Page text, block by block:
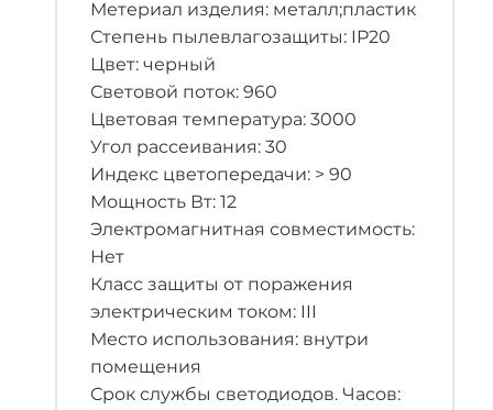
Метериал изделия: металл;пластик
Степень пылевлагозащиты: IP20
Цвет: черный
Световой поток: 960
Цветовая температура: 3000
Угол рассеивания: 30
Индекс цветопередачи: > 90
Мощность Вт: 12
Электромагнитная совместимость:
Нет
Класс защиты от поражения
электрическим током: III
Место использования: внутри
помещения
Срок службы светодиодов. Часов: